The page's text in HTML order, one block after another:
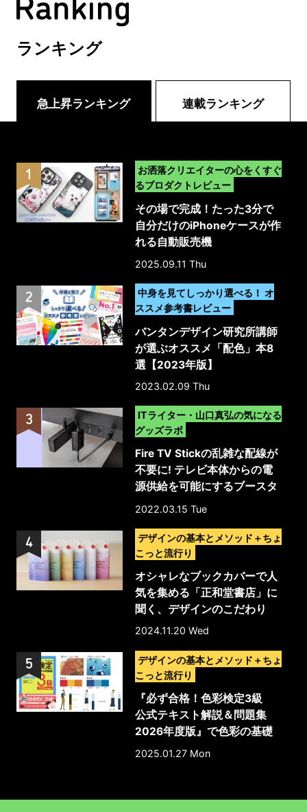
ランキング
急上昇ランキング
お洒落クリエイターの心をくすぐ
るプロダクトレビュー
その場で完成！たった3分で
自分だけのiPhoneケースが作
れる自動販売機
「MyCaseLabo｣｜体験レポ
2025.09.11 Thu
中身を見てしっかり選べる！ オ
ススメ参考書レビュー
バンタンデザイン研究所講師
が選ぶオススメ「配色」本8
選【2023年版】
2023.02.09 Thu
ITライター・山口真弘の気になる
グッズラボ
Fire TV Stickの乱雑な配線が
不要に! テレビ本体からの電
源供給を可能にするブースタ
ーケーブル
2022.03.15 Tue
デザインの基本とメソッド＋ちょ
こっと流行り
オシャレなブックカバーで人
気を集める「正和堂書店」に
聞く、デザインのこだわり
2024.11.20 Wed
デザインの基本とメソッド＋ちょ
こっと流行り
『必ず合格！色彩検定3級
公式テキスト解説＆問題集
2026年度版』で色彩の基礎
を本格的に学ぼう！
2025.01.27 Mon
連載ランキング